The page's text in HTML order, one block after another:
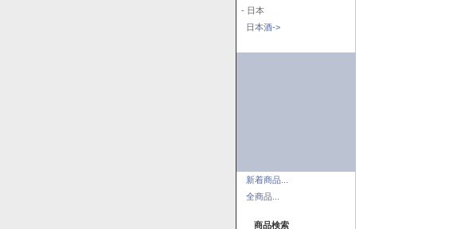
- 日本
日本酒->
新着商品...
全商品...
商品検索